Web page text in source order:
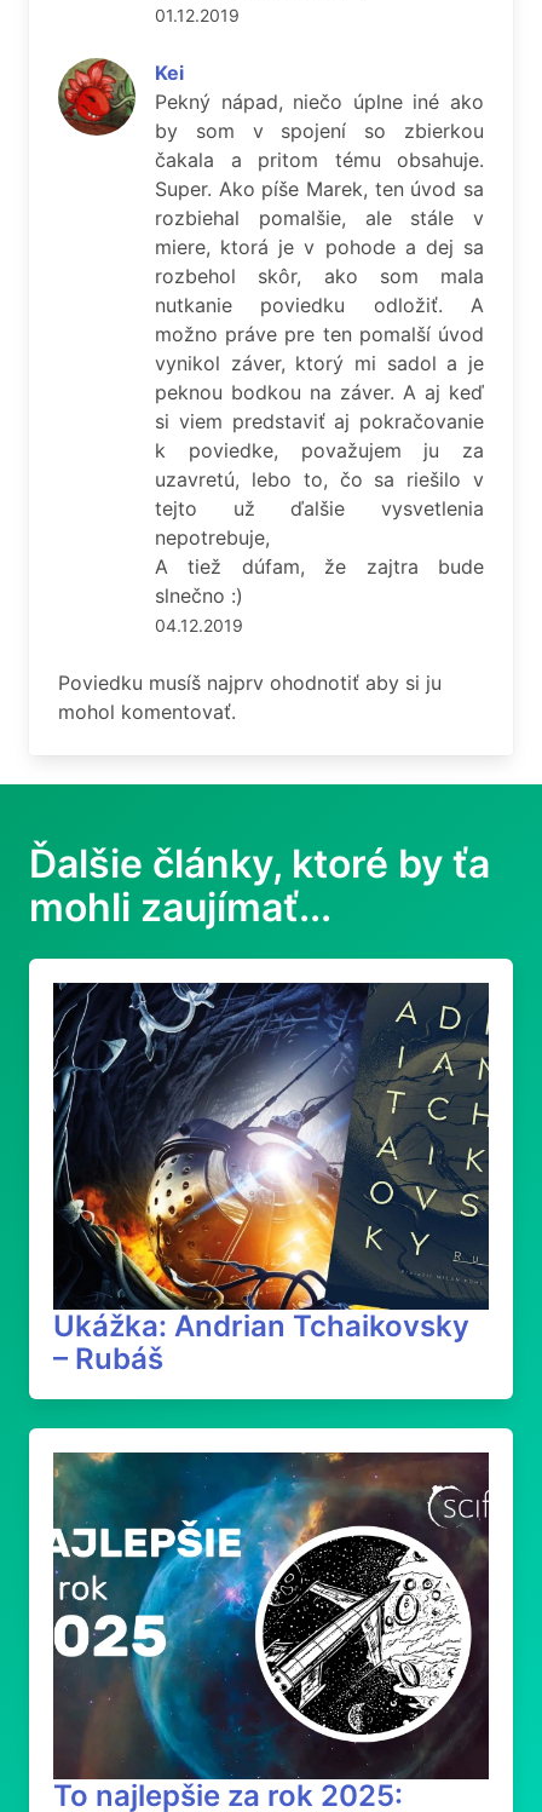
01.12.2019
Kei
Pekný nápad, niečo úplne iné ako
by som v spojení so zbierkou
čakala a pritom tému obsahuje.
Super. Ako píše Marek, ten úvod sa
rozbiehal pomalšie, ale stále v
miere, ktorá je v pohode a dej sa
rozbehol skôr, ako som mala
nutkanie poviedku odložiť. A
možno práve pre ten pomalší úvod
vynikol záver, ktorý mi sadol a je
peknou bodkou na záver. A aj keď
si viem predstaviť aj pokračovanie
k poviedke, považujem ju za
uzavretú, lebo to, čo sa riešilo v
tejto už ďalšie vysvetlenia
nepotrebuje,
A tiež dúfam, že zajtra bude
slnečno :)
04.12.2019
Poviedku musíš najprv ohodnotiť aby si ju
mohol komentovať.
Ďalšie články, ktoré by ťa
mohli zaujímať...
Ukážka: Andrian Tchaikovsky
– Rubáš
To najlepšie za rok 2025: